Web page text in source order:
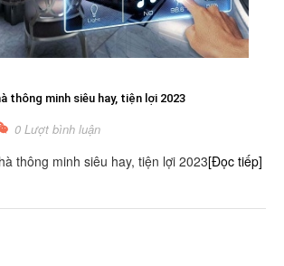
thông minh siêu hay, tiện lợi 2023
0 Lượt bình luận
thông minh siêu hay, tiện lợi 2023[Đọc tiếp]